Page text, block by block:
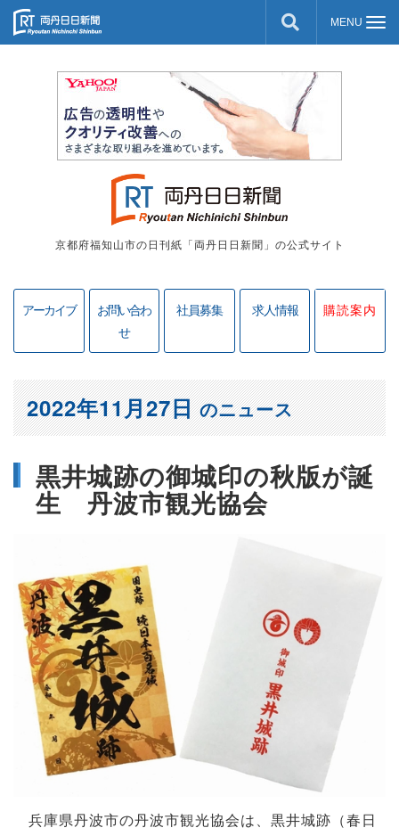
京都府福知山市の日刊紙「両丹日日新聞」の公式サイト
アーカイブ
お問い合わ
せ
社員募集 求人情報 購読案内
黒井城跡の御城印の秋版が誕
生 丹波市観光協会
2022年11月27日のニュース
兵庫県丹波市の丹波市観光協会は、黒井城跡（春日